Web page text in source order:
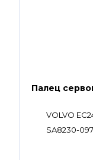
Палец
VOLVO
SA8230-